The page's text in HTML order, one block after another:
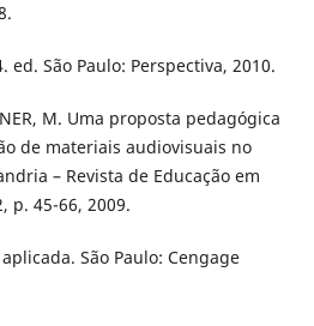
ed. São Paulo: Perspectiva, 2010.
M. Uma proposta pedagógica
de materiais audiovisuais no
– Revista de Educação em
p. 45-66, 2009.
São Paulo: Cengage